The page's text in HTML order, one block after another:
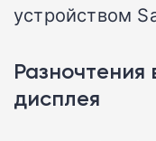
устройством
Разночтения
дисплея